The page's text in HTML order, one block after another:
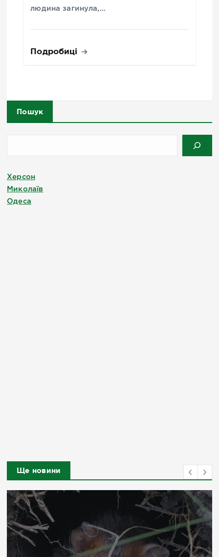
людина загинула,…
Подробиці
Пошук
Херсон
Миколаїв
Одеса
Ще новини